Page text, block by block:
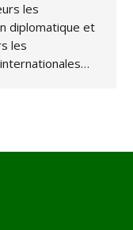
les
diplomatique et
les